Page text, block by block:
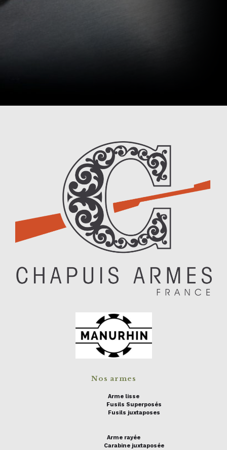
Nos armes
Arme lisse
Fusils Superposés
Fusils juxtaposes
Arme rayée
Carabine juxtaposée